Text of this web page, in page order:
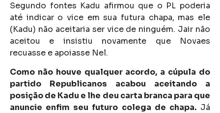
Segundo fontes Kadu afirmou que o PL poderia
até indicar o vice em sua futura chapa, mas ele
(Kadu) não aceitaria ser vice de ninguém. Jair não
aceitou e insistiu novamente que Novaes
recuasse e apoiasse Nel.
Como não houve qualquer acordo, a cúpula do
partido Republicanos acabou aceitando a
posição de Kadu e lhe deu carta branca para que
anuncie enfim seu futuro colega de chapa.Já